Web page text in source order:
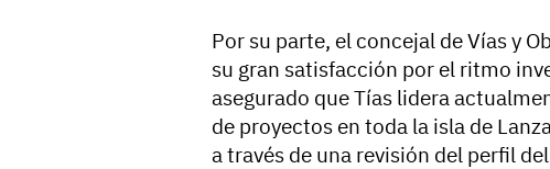
Por su parte, el concejal de Vías y
su gran satisfacción por el ritmo
asegurado que Tías lidera
de proyectos en toda la isla de
a través de una revisión del perfil